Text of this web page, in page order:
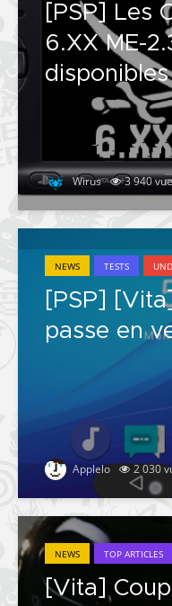
[PSP] Les
6.XX ME-
disponibles
Wirus 3 940
NEWS TESTS
[PSP]
passe en
Applelo 2 030
NEWS TOP ARTICLES
[Vita]